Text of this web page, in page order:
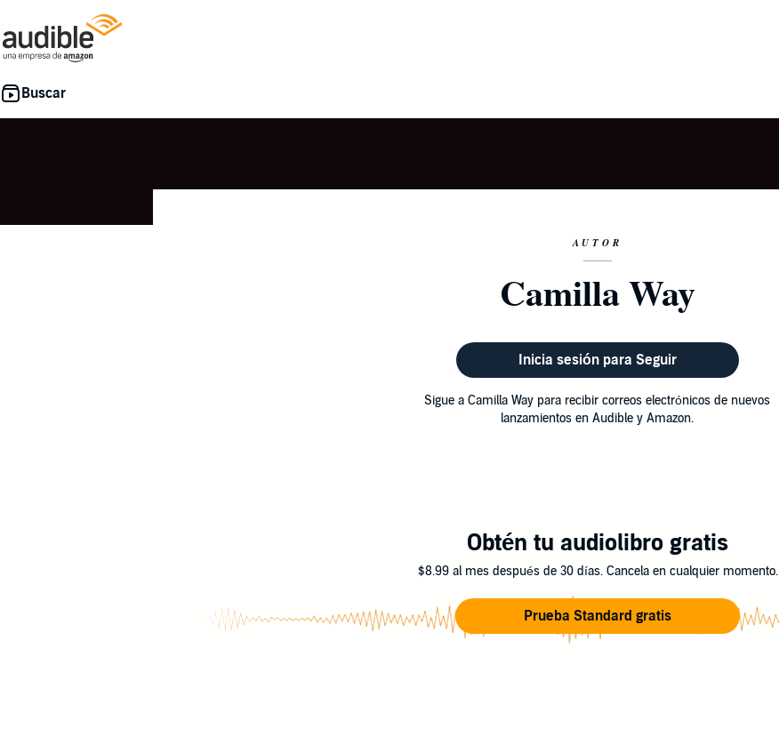
AUTOR
Camilla Way
Inicia sesión para Seguir
Sigue a Camilla Way para recibir correos electrónicos de nuevos
lanzamientos en Audible y Amazon.
Obtén tu audiolibro gratis
$8.99 al mes después de 30 días. Cancela en cualquier momento.
Prueba Standard gratis